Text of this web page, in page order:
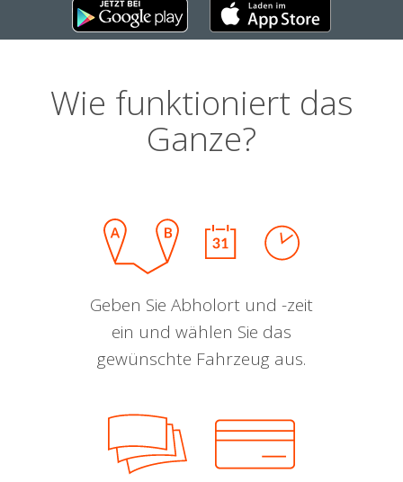
Wie funktioniert das
Ganze?
Geben Sie Abholort und -zeit
ein und wählen Sie das
gewünschte Fahrzeug aus.